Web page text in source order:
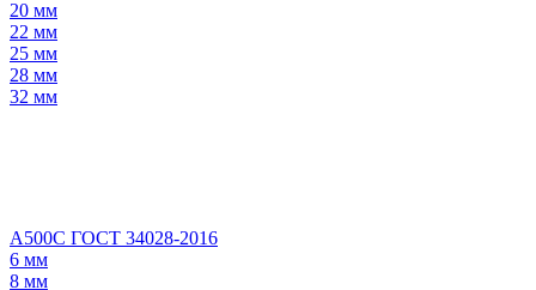
20 мм
22 мм
25 мм
28 мм
32 мм
А500С ГОСТ 34028-2016
6 мм
8 мм